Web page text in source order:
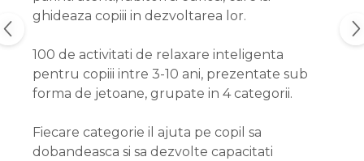
ghideaza copiii in dezvoltarea lor.
100 de activitati de relaxare inteligenta
pentru copiii intre 3-10 ani, prezentate sub
forma de jetoane, grupate in 4 categorii.
Fiecare categorie il ajuta pe copil sa
dobandeasca si sa dezvolte capacitati